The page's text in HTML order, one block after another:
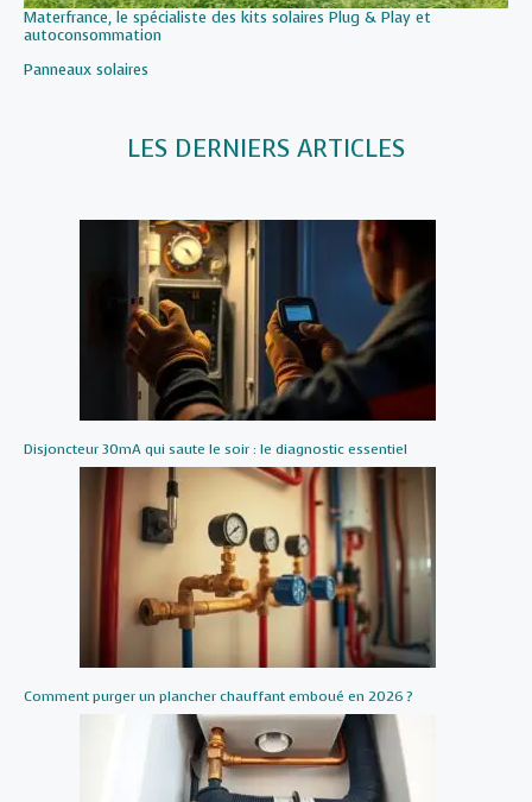
Materfrance, le spécialiste des kits solaires Plug & Play et
autoconsommation
Par rapport à
Panneaux solaires
LES DERNIERS ARTICLES
Disjoncteur 30mA qui saute le soir : le diagnostic essentiel
Comment purger un plancher chauffant emboué en 2026 ?